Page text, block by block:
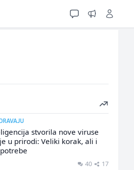
stvorila nove viruse
u prirodi: Veliki korak, ali i
40 17